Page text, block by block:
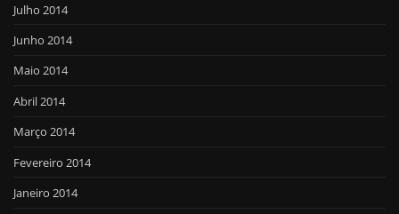
Julho 2014
Junho 2014
Maio 2014
Abril 2014
Março 2014
Fevereiro 2014
Janeiro 2014